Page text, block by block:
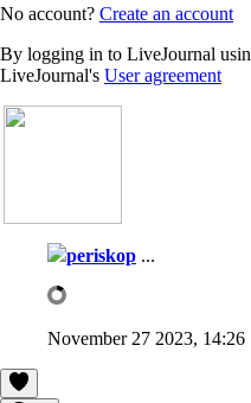
No account? Create an account
By logging in to LiveJournal
LiveJournal's User agreement
periskop ...
November 27 2023, 14:26